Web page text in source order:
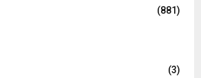
(881)
(3)